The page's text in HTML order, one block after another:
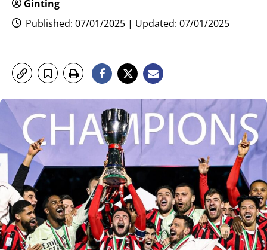
Ginting
Published: 07/01/2025 | Updated: 07/01/2025